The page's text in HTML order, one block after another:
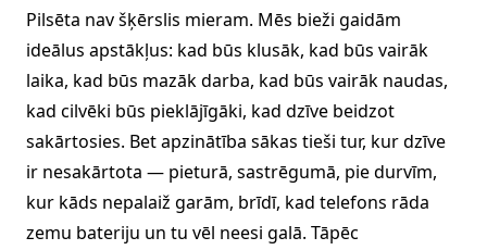
Pilsēta nav šķērslis mieram. Mēs bieži gaidām
ideālus apstākļus: kad būs klusāk, kad būs vairāk
laika, kad būs mazāk darba, kad būs vairāk naudas,
kad cilvēki būs pieklājīgāki, kad dzīve beidzot
sakārtosies. Bet apzinātība sākas tieši tur, kur dzīve
ir nesakārtota — pieturā, sastrēgumā, pie durvīm,
kur kāds nepalaiž garām, brīdī, kad telefons rāda
zemu bateriju un tu vēl neesi galā. Tāpēc